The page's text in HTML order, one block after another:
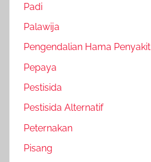
Padi
Palawija
Pengendalian Hama Penyakit
Pepaya
Pestisida
Pestisida Alternatif
Peternakan
Pisang